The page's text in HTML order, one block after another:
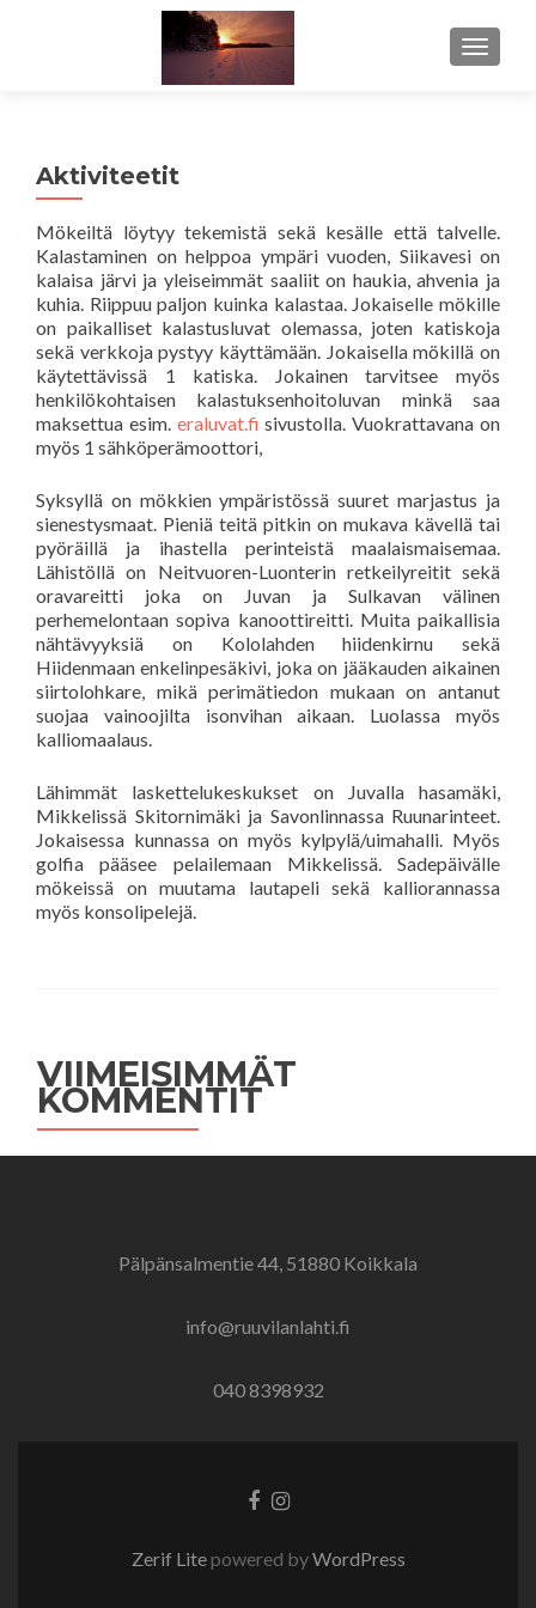
Aktiviteetit
Mökeiltä löytyy tekemistä sekä kesälle että talvelle.
Kalastaminen on helppoa ympäri vuoden, Siikavesi on
kalaisa järvi ja yleiseimmät saaliit on haukia, ahvenia ja
kuhia. Riippuu paljon kuinka kalastaa. Jokaiselle mökille
on paikalliset kalastusluvat olemassa, joten katiskoja
sekä verkkoja pystyy käyttämään. Jokaisella mökillä on
käytettävissä 1 katiska. Jokainen tarvitsee myös
henkilökohtaisen kalastuksenhoitoluvan minkä saa
maksettua esim. eraluvat.fi sivustolla. Vuokrattavana on
myös 1 sähköperämoottori,
Syksyllä on mökkien ympäristössä suuret marjastus ja
sienestysmaat. Pieniä teitä pitkin on mukava kävellä tai
pyöräillä ja ihastella perinteistä maalaismaisemaa.
Lähistöllä on Neitvuoren-Luonterin retkeilyreitit sekä
oravareitti joka on Juvan ja Sulkavan välinen
perhemelontaan sopiva kanoottireitti. Muita paikallisia
nähtävyyksiä on Kololahden hiidenkirnu sekä
Hiidenmaan enkelinpesäkivi, joka on jääkauden aikainen
siirtolohkare, mikä perimätiedon mukaan on antanut
suojaa vainoojilta isonvihan aikaan. Luolassa myös
kalliomaalaus.
Lähimmät laskettelukeskukset on Juvalla hasamäki,
Mikkelissä Skitornimäki ja Savonlinnassa Ruunarinteet.
Jokaisessa kunnassa on myös kylpylä/uimahalli. Myös
golfia pääsee pelailemaan Mikkelissä. Sadepäivälle
mökeissä on muutama lautapeli sekä kalliorannassa
myös konsolipelejä.
VIIMEISIMMÄT
KOMMENTIT
Pälpänsalmentie 44, 51880 Koikkala
info@ruuvilanlahti.fi
040 8398932
Go Go
Zerif Litepowered byWordPress